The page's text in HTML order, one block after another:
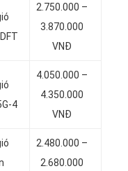
2.750.000 –
3.870.000
VNĐ
4
4.050.000 –
4.350.000
VNĐ
2.480.000 –
2.680.000